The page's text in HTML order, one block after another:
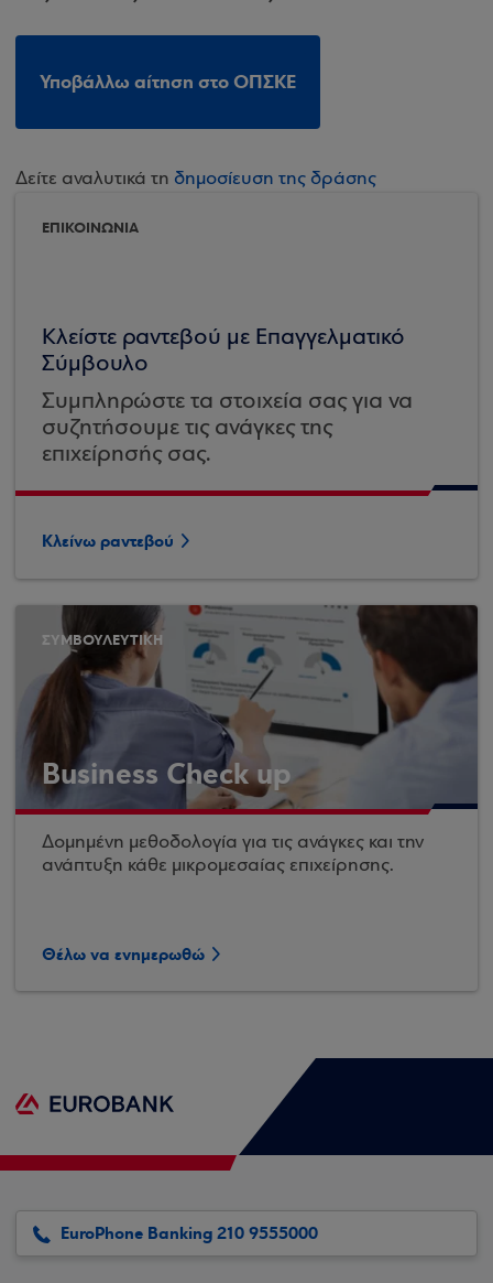
Υποβάλλω αίτηση στο ΟΠΣΚΕ
Δείτε αναλυτικά τη δημοσίευση της δράσης
ΕΠΙΚΟΙΝΩΝΙΑ
Κλείστε ραντεβού με Επαγγελματικό
Σύμβουλο
Συμπληρώστε τα στοιχεία σας για να
συζητήσουμε τις ανάγκες της
επιχείρησής σας.
Κλείνω ραντεβού
ΣΥΜΒΟΥΛΕΥΤΙΚΗ
Business Check up
Δομημένη μεθοδολογία για τις ανάγκες και την
ανάπτυξη κάθε μικρομεσαίας επιχείρησης.
Θέλω να ενημερωθώ
EuroPhone Banking 210 9555000